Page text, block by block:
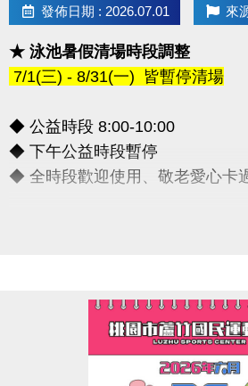
發佈日期 : 2026.07.01 來
★ 泳池暑假清場時段調整
7/1(三) - 8/31(一) 皆暫停清場
◆ 公益時段 8:00-10:00
◆ 下午公益時段暫停
◆ 全時段歡迎使用、敬老愛心卡
-洽詢專線：03-2639066 #112
-官
https://www.lzsports.com.tw/
-FB : 桃園市蘆竹國民運動中心